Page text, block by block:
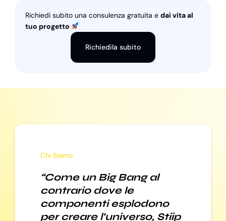
Richiedi subito una consulenza gratuita e dai vita al
tuo progetto
Richiedila subito
Chi Siamo
“Come un Big Bang al
contrario dove le
componenti esplodono
per creare l’universo, Stiip